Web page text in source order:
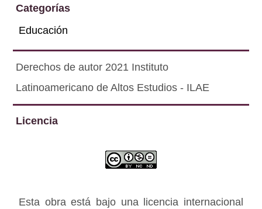
Categorías
Educación
Derechos de autor 2021 Instituto
Latinoamericano de Altos Estudios - ILAE
Licencia
Esta obra está bajo una licencia internacional